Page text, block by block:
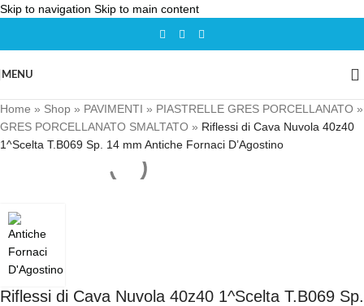
Skip to navigation Skip to main content
MENU
Home » Shop » PAVIMENTI » PIASTRELLE GRES PORCELLANATO »
GRES PORCELLANATO SMALTATO » Riflessi di Cava Nuvola 40z40
1^Scelta T.B069 Sp. 14 mm Antiche Fornaci D’Agostino
Riflessi di Cava Nuvola 40z40 1^Scelta T.B069 Sp.